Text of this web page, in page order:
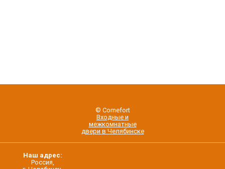
© Comefort
Входные и
межкомнатные
двери в Челябинске
Наш адрес:
Россия,